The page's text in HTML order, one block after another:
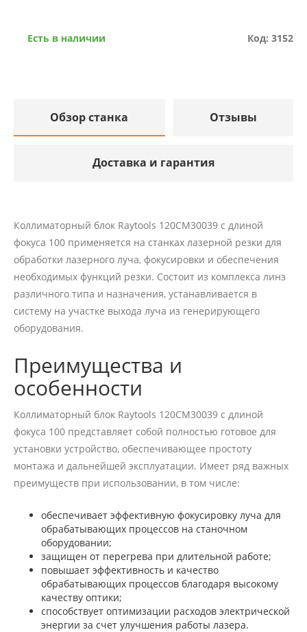
Есть в наличии Код: 3152
Обзор станка Отзывы
Доставка и гарантия
Коллиматорный блок Raytools 120CM30039 с длиной
фокуса 100 применяется на станках лазерной резки для
обработки лазерного луча, фокусировки и обеспечения
необходимых функций резки. Состоит из комплекса линз
различного типа и назначения, устанавливается в
систему на участке выхода луча из генерирующего
оборудования.
Преимущества и
особенности
Коллиматорный блок Raytools 120CM30039 с длиной
фокуса 100 представляет собой полностью готовое для
установки устройство, обеспечивающее простоту
монтажа и дальнейшей эксплуатации. Имеет ряд важных
преимуществ при использовании, в том числе:
обеспечивает эффективную фокусировку луча для
обрабатывающих процессов на станочном
оборудовании;
защищен от перегрева при длительной работе;
повышает эффективность и качество
обрабатывающих процессов благодаря высокому
качеству оптики;
способствует оптимизации расходов электрической
энергии за счет улучшения работы лазера.